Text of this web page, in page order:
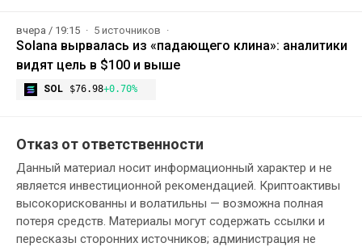
вчера / 19:15 5 источников
Solana вырвалась из «падающего клина»: аналитики
видят цель в $100 и выше
SOL $76.98+0.70%
Отказ от ответственности
Данный материал носит информационный характер и не
является инвестиционной рекомендацией. Криптоактивы
высокорискованны и волатильны — возможна полная
потеря средств. Материалы могут содержать ссылки и
пересказы сторонних источников; администрация не